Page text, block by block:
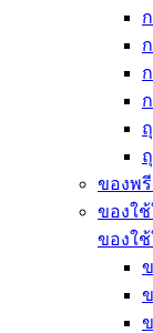
ของพ
ของใ
ของใ